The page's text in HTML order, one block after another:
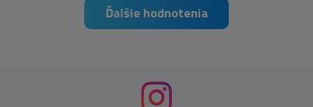
Ďalšie hodnotenia